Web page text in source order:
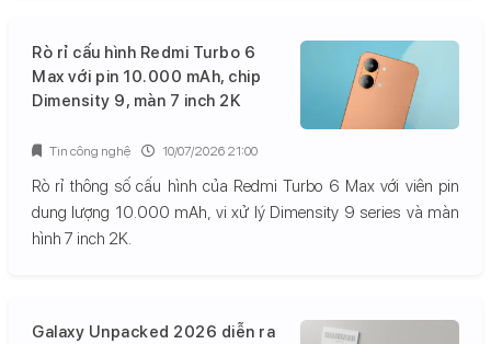
Rò rỉ cấu hình Redmi Turbo 6
Max với pin 10.000 mAh, chip
Dimensity 9, màn 7 inch 2K
Rò rỉ thông số cấu hình của Redmi Turbo 6 Max với viên pin
dung lượng 10.000 mAh, vi xử lý Dimensity 9 series và màn
hình 7 inch 2K.
Tin công nghệ 10/07/2026 21:00
Galaxy Unpacked 2026 diễn ra